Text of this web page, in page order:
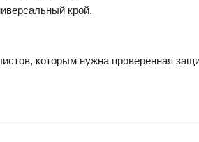
крой.
которым нужна проверенная